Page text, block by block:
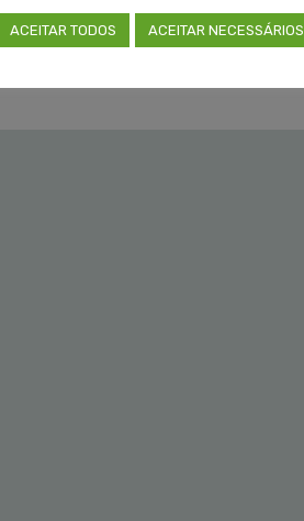
ACEITAR TODOS ACEITAR NECESSÁRIOS